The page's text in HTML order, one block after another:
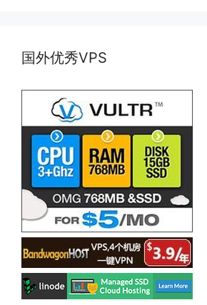
国外优秀VPS